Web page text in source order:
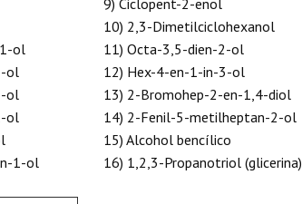
ol
ol
ol
ol
1-ol
9) Ciclopent-2-enol
10) 2,3-Dimetilciclohexanol
11) Octa-3,5-dien-2-ol
12) Hex-4-en-1-in-3-ol
13) 2-Bromohep-2-en-1,4-diol
14) 2-Fenil-5-metilheptan-2-ol
15) Alcohol bencílico
16) 1,2,3-Propanotriol (glicerina)